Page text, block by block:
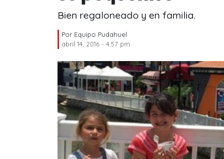
Bien regaloneado y en familia.
Por Equipo Pudahuel
abril 14, 2016 - 4:57 pm